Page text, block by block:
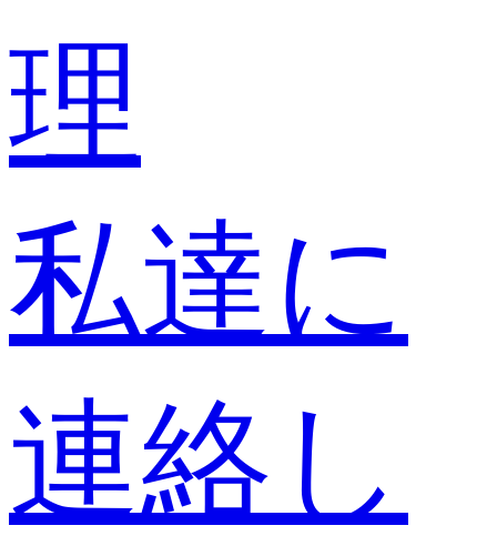
理
私達に
連絡し